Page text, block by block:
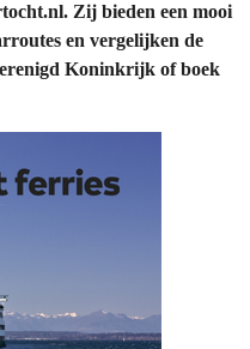
Zij bieden een mooi
en vergelijken de
Koninkrijk of boek